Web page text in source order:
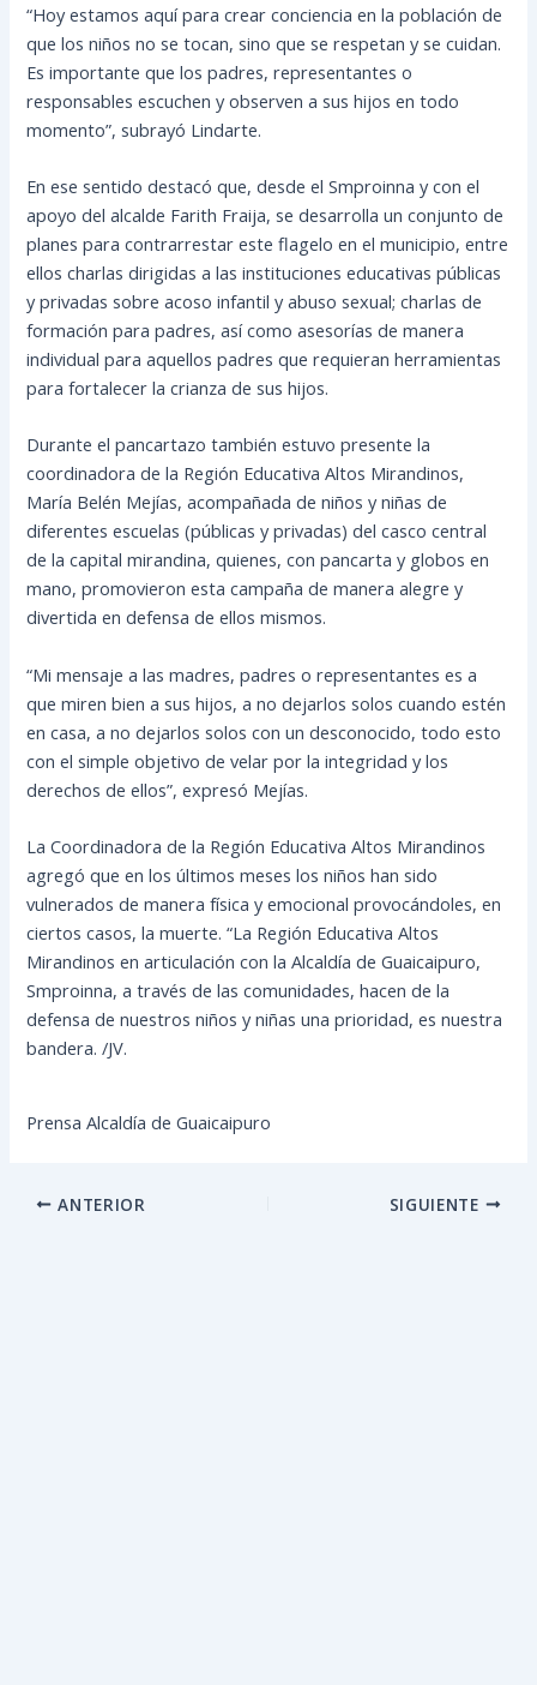
“Hoy estamos aquí para crear conciencia en la población de
que los niños no se tocan, sino que se respetan y se cuidan.
Es importante que los padres, representantes o
responsables escuchen y observen a sus hijos en todo
momento”, subrayó Lindarte.
En ese sentido destacó que, desde el Smproinna y con el
apoyo del alcalde Farith Fraija, se desarrolla un conjunto de
planes para contrarrestar este flagelo en el municipio, entre
ellos charlas dirigidas a las instituciones educativas públicas
y privadas sobre acoso infantil y abuso sexual; charlas de
formación para padres, así como asesorías de manera
individual para aquellos padres que requieran herramientas
para fortalecer la crianza de sus hijos.
Durante el pancartazo también estuvo presente la
coordinadora de la Región Educativa Altos Mirandinos,
María Belén Mejías, acompañada de niños y niñas de
diferentes escuelas (públicas y privadas) del casco central
de la capital mirandina, quienes, con pancarta y globos en
mano, promovieron esta campaña de manera alegre y
divertida en defensa de ellos mismos.
“Mi mensaje a las madres, padres o representantes es a
que miren bien a sus hijos, a no dejarlos solos cuando estén
en casa, a no dejarlos solos con un desconocido, todo esto
con el simple objetivo de velar por la integridad y los
derechos de ellos”, expresó Mejías.
La Coordinadora de la Región Educativa Altos Mirandinos
agregó que en los últimos meses los niños han sido
vulnerados de manera física y emocional provocándoles, en
ciertos casos, la muerte. “La Región Educativa Altos
Mirandinos en articulación con la Alcaldía de Guaicaipuro,
Smproinna, a través de las comunidades, hacen de la
defensa de nuestros niños y niñas una prioridad, es nuestra
bandera. /JV.
Prensa Alcaldía de Guaicaipuro
ANTERIOR SIGUIENTE